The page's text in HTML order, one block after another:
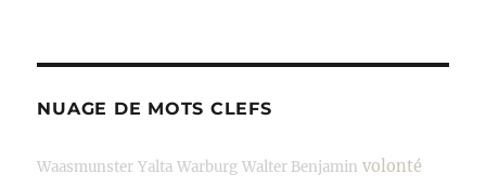
NUAGE DE MOTS CLEFS
Waasmunster Yalta Warburg Walter Benjamin volonté